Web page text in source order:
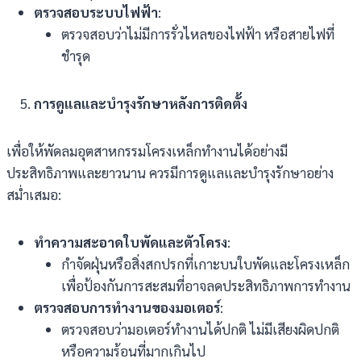
ตรวจสอบระบบไฟฟ้า:
ตรวจสอบว่าไม่มีการรั่วไหลของไฟฟ้า หรือสายไฟที่
ชำรุด
การดูแลและบำรุงรักษาหลังการติดตั้ง
เพื่อให้พัดลมอุตสาหกรรมโครงเหล็กทำงานได้อย่างมี
ประสิทธิภาพและยาวนาน ควรมีการดูแลและบำรุงรักษาอย่าง
สม่ำเสมอ:
ทำความสะอาดใบพัดและตัวโครง:
กำจัดฝุ่นหรือสิ่งสกปรกที่เกาะบนใบพัดและโครงเหล็ก
เพื่อป้องกันการสะสมที่อาจลดประสิทธิภาพการทำงาน
ตรวจสอบการทำงานของมอเตอร์:
ตรวจสอบว่ามอเตอร์ทำงานได้ปกติ ไม่มีเสียงผิดปกติ
หรือความร้อนที่มากเกินไป